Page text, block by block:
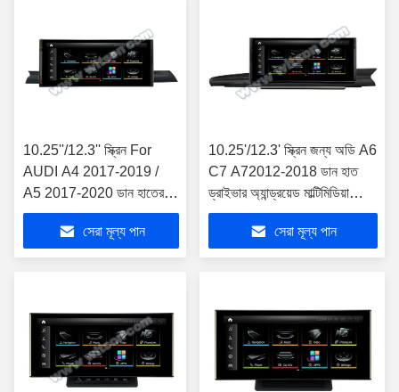
10.25''/12.3'' স্ক্রিন For
AUDI A4 2017-2019 /
A5 2017-2020 ডান হাতের
ড্রাইভার অ্যান্ড্রয়েড মাল্টিমিডিয়া
সেরা মূল্য পান
10.25'/12.3' স্ক্রিন জন্য অডি A6
C7 A72012-2018 ডান হাত
ড্রাইভার অ্যান্ড্রয়েড মাল্টিমিডিয়া
প্লেয়ার
সেরা মূল্য পান